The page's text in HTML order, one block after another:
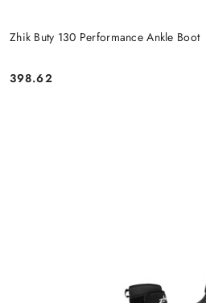
Zhik Buty 130 Performance Ankle Boot
Cena:
398.62